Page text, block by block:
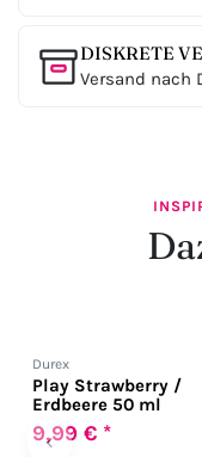
DISKRETE
Versand nach
‹
Durex
Play Strawberry /
Erdbeere 50 ml
9,99 € *